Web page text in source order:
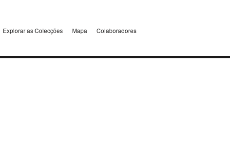
Explorar as Colecções Mapa Colaboradores